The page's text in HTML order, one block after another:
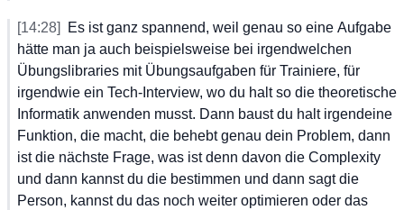
[14:28] Es ist ganz spannend, weil genau so eine Aufgabe
hätte man ja auch beispielsweise bei irgendwelchen
Übungslibraries mit Übungsaufgaben für Trainiere, für
irgendwie ein Tech-Interview, wo du halt so die theoretische
Informatik anwenden musst. Dann baust du halt irgendeine
Funktion, die macht, die behebt genau dein Problem, dann
ist die nächste Frage, was ist denn davon die Complexity
und dann kannst du die bestimmen und dann sagt die
Person, kannst du das noch weiter optimieren oder das